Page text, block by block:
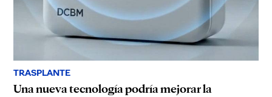
TRASPLANTE
Una nueva tecnología podría mejorar la